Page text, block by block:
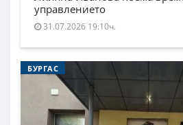
управлението
31.07.2026 19:10ч.
БУРГАС